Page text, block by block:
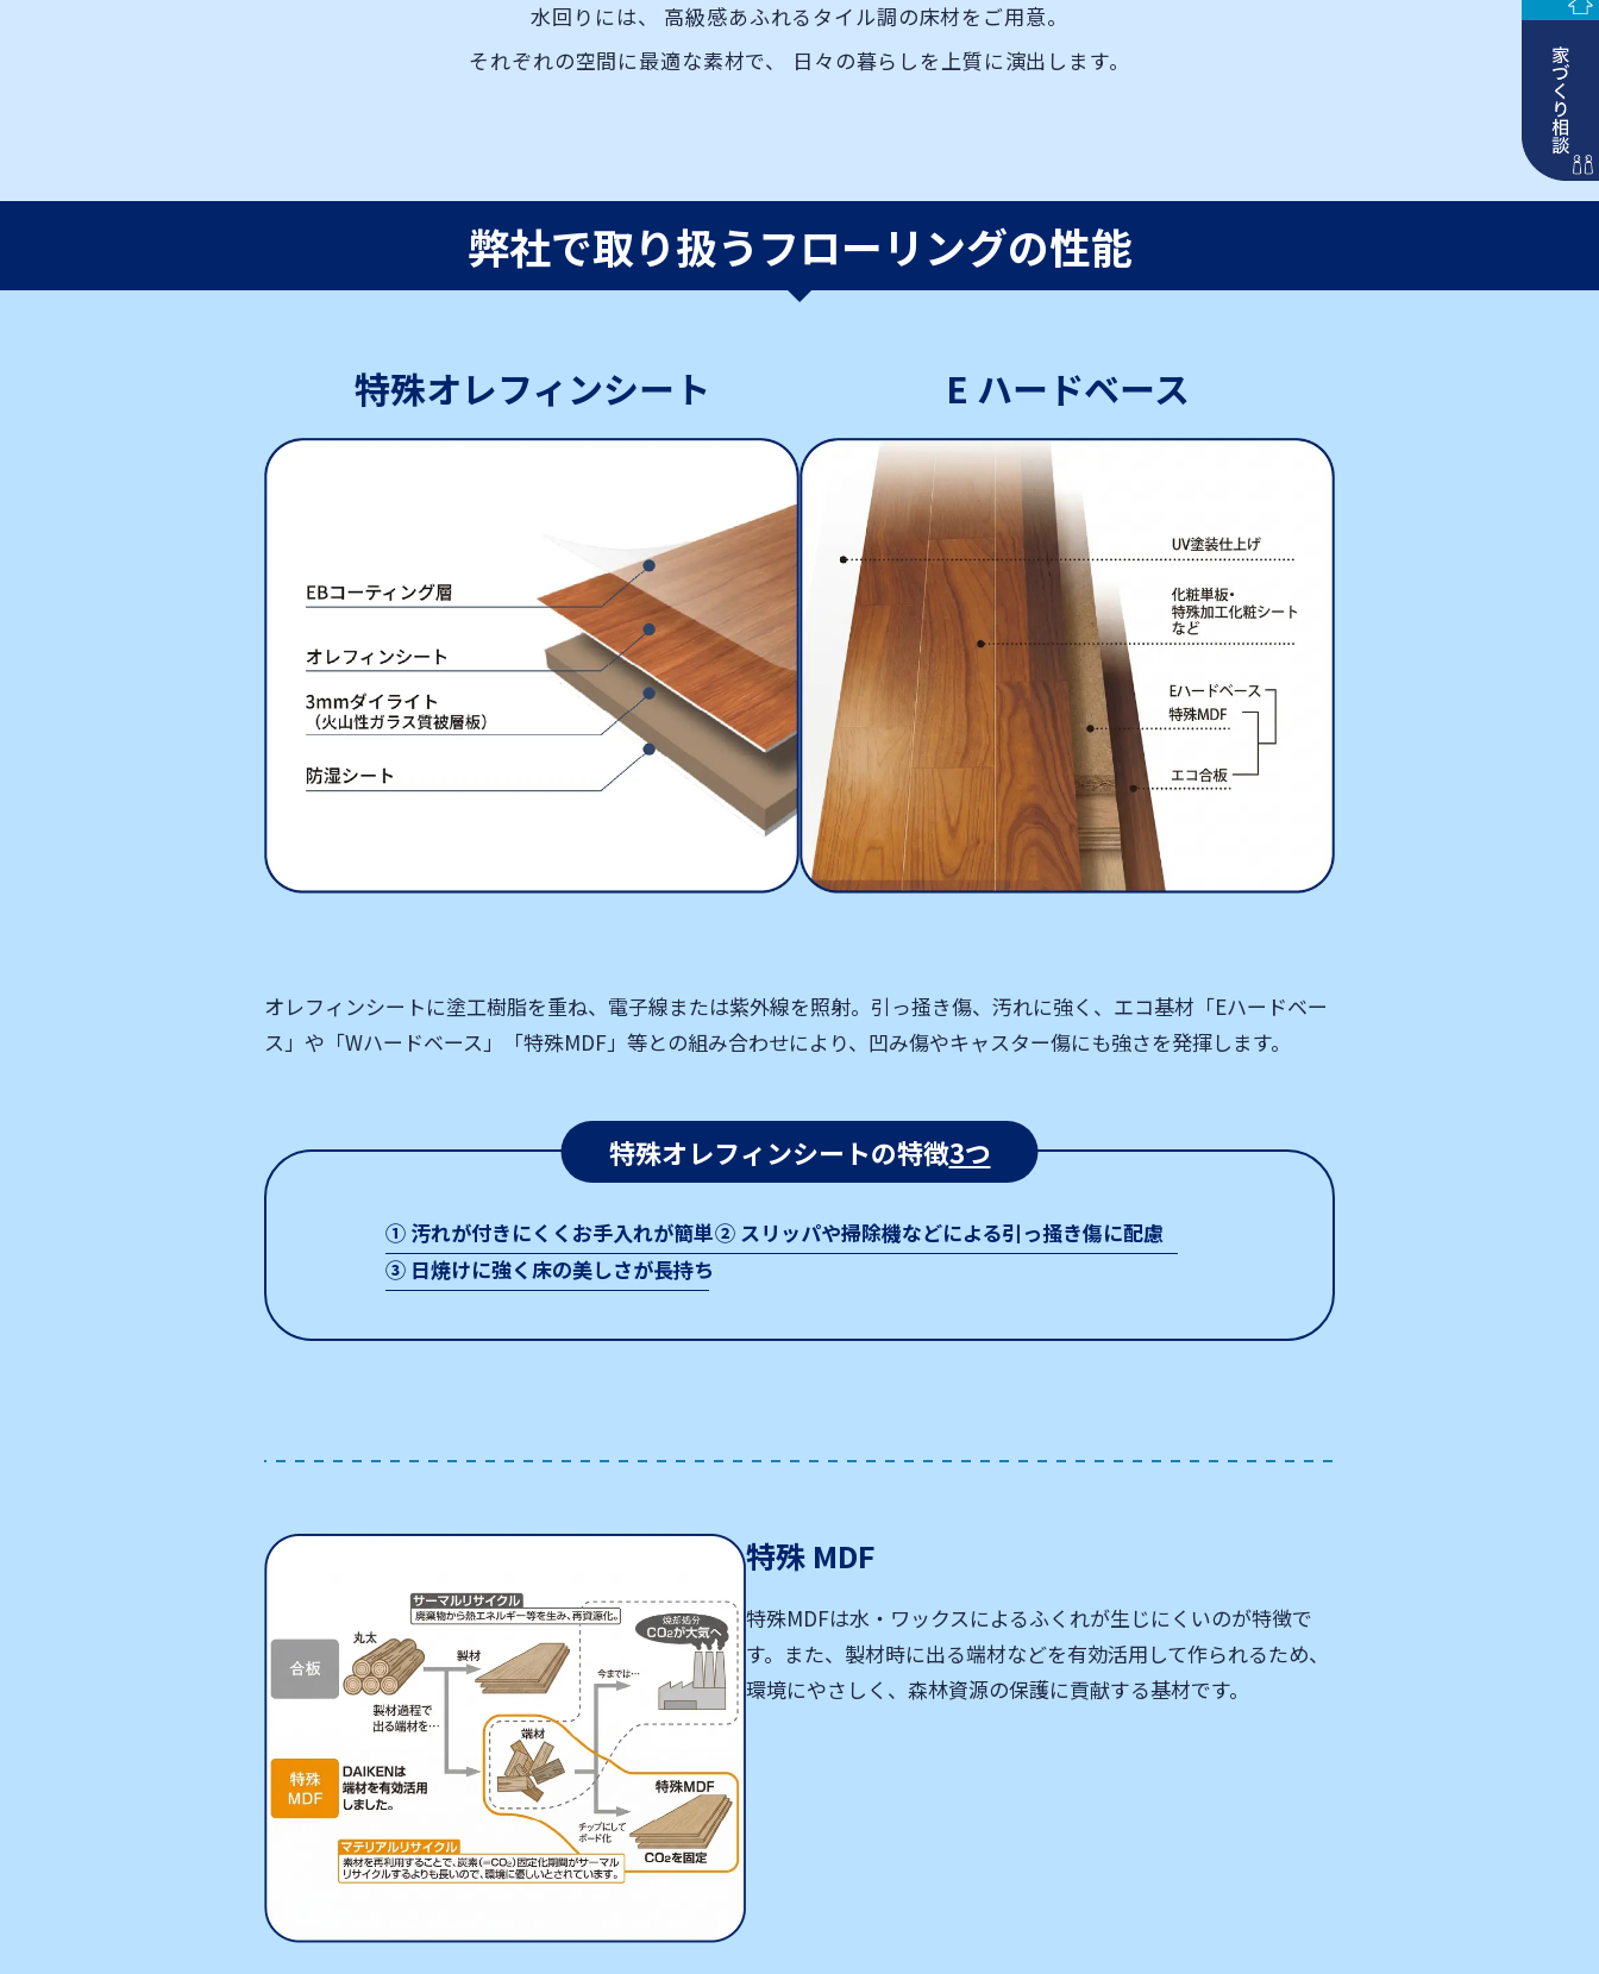
水回りには、
高級感あふれるタイル調の床材をご用意。
それぞれの空間に最適な素材で、
日々の暮らしを上質に演出します。
弊社で取り扱うフローリングの性能
特殊オレフィンシート E ハードベース
オレフィンシートに塗工樹脂を重ね、電子線または紫外線を照射。引っ掻き傷、汚れに強く、エコ基材「Eハードベー
ス」や「Wハードベース」「特殊MDF」等との組み合わせにより、凹み傷やキャスター傷にも強さを発揮します。
特殊オレフィンシートの特徴3つ
① 汚れが付きにくくお手入れが簡単② スリッパや掃除機などによる引っ掻き傷に配慮
③ 日焼けに強く床の美しさが長持ち
特殊 MDF
特殊MDFは水・ワックスによるふくれが生じにくいのが特徴で
す。また、製材時に出る端材などを有効活用して作られるため、
環境にやさしく、森林資源の保護に貢献する基材です。